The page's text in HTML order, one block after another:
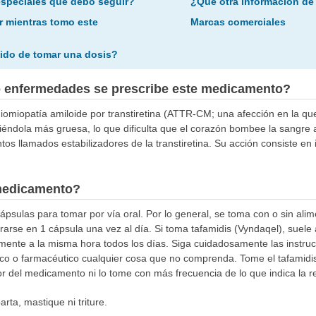
mientras tomo este
de tomar una dosis?
Marcas comerciales
se prescribe este medicamento?
amiloide por transtiretina (ATTR-CM; una afección en la
más gruesa, lo que dificulta que el corazón bombee la sangre
llamados estabilizadores de la transtiretina. Su acción consiste
para tomar por vía oral. Por lo general, se toma con o sin
en 1 cápsula una vez al día. Si toma tafamidis (Vyndaqel),
a la misma hora todos los días. Siga cuidadosamente las
o farmacéutico cualquier cosa que no comprenda. Tome el
del medicamento ni lo tome con más frecuencia de lo que indica la
mastique ni triture.